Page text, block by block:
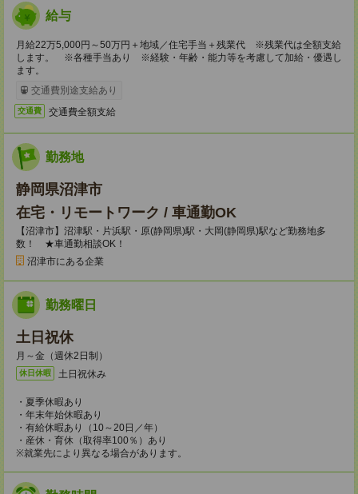
給与
月給22万5,000円～50万円＋地域／住宅手当＋残業代 ※残業代は全額支給
します。 ※各種手当あり ※経験・年齢・能力等を考慮して加給・優遇し
ます。
交通費別途支給あり
交通費 交通費全額支給
勤務地
静岡県沼津市
在宅・リモートワーク / 車通勤OK
【沼津市】沼津駅・片浜駅・原(静岡県)駅・大岡(静岡県)駅など勤務地多
数！ ★車通勤相談OK！
沼津市にある企業
勤務曜日
土日祝休
月～金（週休2日制）
休日休暇 土日祝休み
・夏季休暇あり
・年末年始休暇あり
・有給休暇あり（10～20日／年）
・産休・育休（取得率100％）あり
※就業先により異なる場合があります。